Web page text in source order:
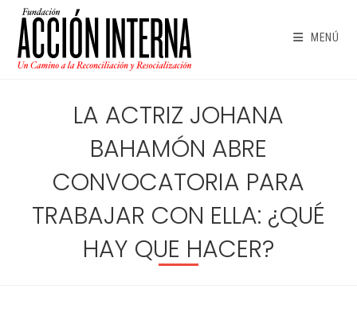
contenido
MENÚ
LA ACTRIZ JOHANA
BAHAMÓN ABRE
CONVOCATORIA PARA
TRABAJAR CON ELLA: ¿QUÉ
HAY QUE HACER?